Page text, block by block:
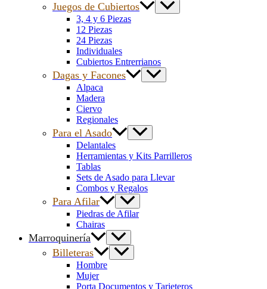
Juegos de Cubiertos
3, 4 y 6 Piezas
12 Piezas
24 Piezas
Individuales
Cubiertos Entrerrianos
Dagas y Facones
Alpaca
Madera
Ciervo
Regionales
Para el Asado
Delantales
Herramientas y Kits Parrilleros
Tablas
Sets de Asado para Llevar
Combos y Regalos
Para Afilar
Piedras de Afilar
Chairas
Marroquinería
Billeteras
Hombre
Mujer
Porta Documentos y Tarjeteros